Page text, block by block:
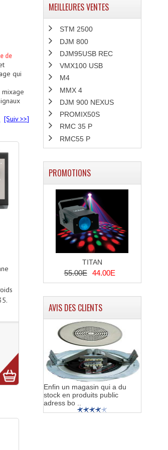
de
qui
[Suiv >>]
MEILLEURES VENTES
STM 2500
DJM 800
DJM95USB REC
VMX100 USB
M4
MMX 4
DJM 900 NEXUS
PROMIX50S
RMC 35 P
RMC55 P
PROMOTIONS
TITAN
55.00E 44.00E
AVIS DES CLIENTS
Enfin un magasin qui a du
stock en produits public
adress bo ..